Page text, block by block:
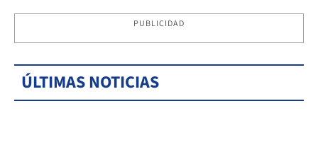
PUBLICIDAD
ÚLTIMAS NOTICIAS